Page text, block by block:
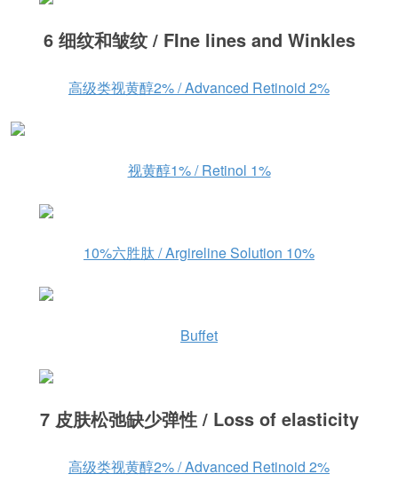
6 细纹和皱纹 / FIne lines and Winkles
高级类视黄醇2% / Advanced Retinoid 2%
视黄醇1% / Retinol 1%
10%六胜肽 / Argireline Solution 10%
Buffet
7 皮肤松弛缺少弹性 / Loss of elasticity
高级类视黄醇2% / Advanced Retinoid 2%